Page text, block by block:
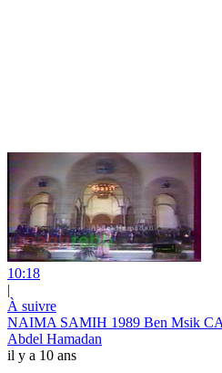
10:18
|
À suivre
NAIMA SAMIH 1989 Ben Msik
Abdel Hamadan
il y a 10 ans